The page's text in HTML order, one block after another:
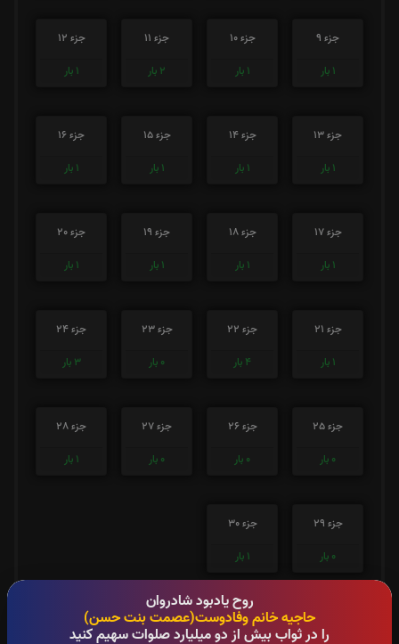
روح یادبود شادروان
حاجیه خانم وفادوست(عصمت بنت حسن)
را در ثواب بیش از دو میلیارد صلوات سهیم کنید
جزء 9
1 بار
جزء 10
1 بار
جزء 11
2 بار
جزء 12
1 بار
جزء 13
1 بار
جزء 14
1 بار
جزء 15
1 بار
جزء 16
1 بار
جزء 17
1 بار
جزء 18
1 بار
جزء 19
1 بار
جزء 20
1 بار
جزء 21
1 بار
جزء 22
4 بار
جزء 23
0 بار
جزء 24
3 بار
جزء 25
0 بار
جزء 26
0 بار
جزء 27
0 بار
جزء 28
1 بار
جزء 29
0 بار
جزء 30
1 بار
صوت جزء شماره 1